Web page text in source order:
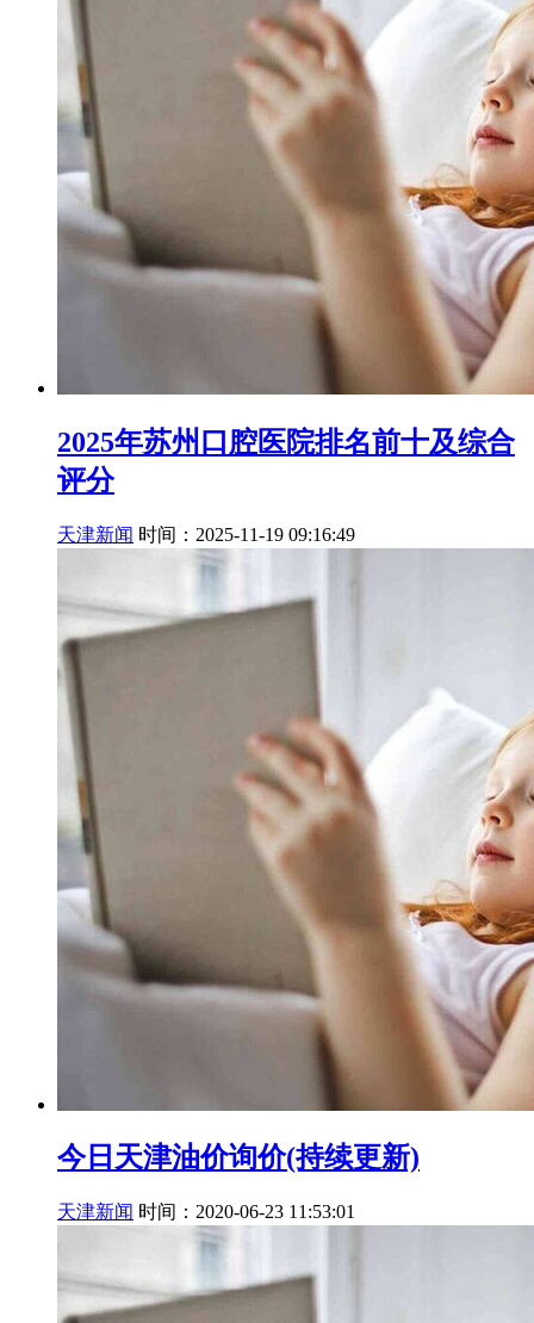
2025年苏州口腔医院排名前十及综合
评分
天津新闻 时间：2025-11-19 09:16:49
今日天津油价询价(持续更新)
天津新闻 时间：2020-06-23 11:53:01